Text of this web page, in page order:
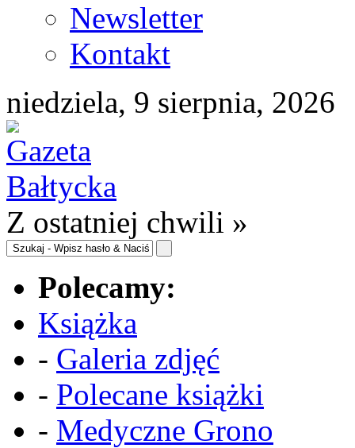
Newsletter
Kontakt
niedziela, 9 sierpnia, 2026
Z ostatniej chwili »
Polecamy:
Książka
- Galeria zdjęć
- Polecane książki
- Medyczne Grono